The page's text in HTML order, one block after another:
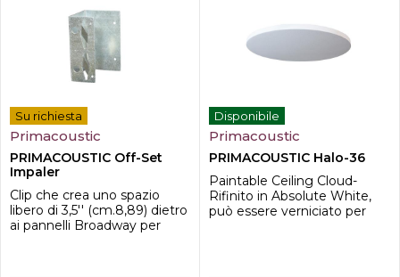
Su richiesta
Primacoustic
PRIMACOUSTIC Off-Set
Impaler
Clip che crea uno spazio
libero di 3,5'' (cm.8,89) dietro
ai pannelli Broadway per
Disponibile
Primacoustic
PRIMACOUSTIC Halo-36
Paintable Ceiling Cloud-
Rifinito in Absolute White,
può essere verniciato per